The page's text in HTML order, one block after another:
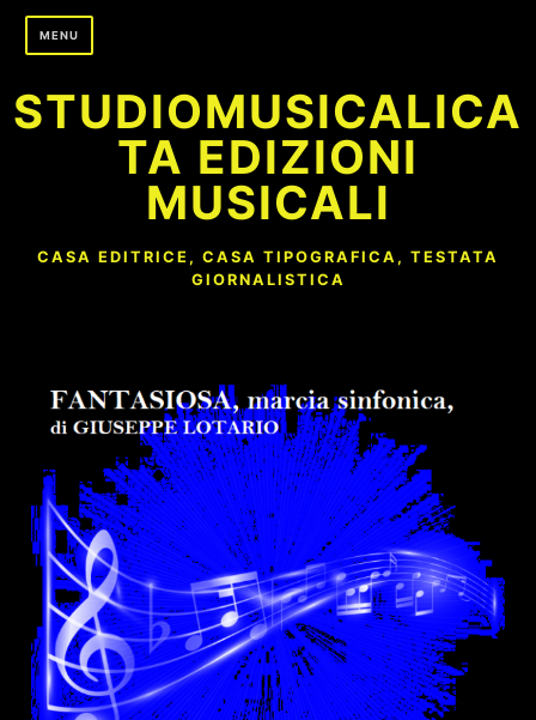
Skip
MENU
STUDIOMUSICALICA
TA EDIZIONI
MUSICALI
CASA EDITRICE, CASA TIPOGRAFICA, TESTATA
GIORNALISTICA